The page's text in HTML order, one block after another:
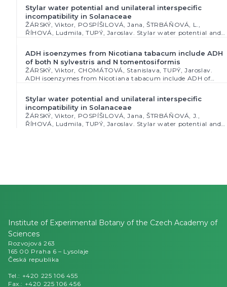
Institute of Experimental Botany of the Czech Academy of
Sciences
Rozvojová 263
165 00 Praha 6 – Lysolaje
Česká republika
Tel.: +420 225 106 455
Fax.: +420 225 106 456